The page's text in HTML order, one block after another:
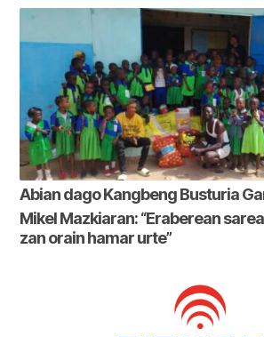
Abian dago Kangbeng Busturia
Mikel Mazkiaran: “Eraberean
zan orain hamar urte”